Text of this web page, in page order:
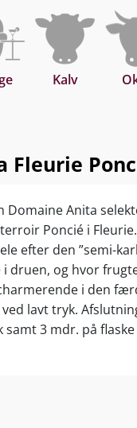
Kalv
Fleurie
Domaine Anita
Poncié i
efter den ”semi-
druen, og hvor
i den
lavt tryk.
3 mdr. på